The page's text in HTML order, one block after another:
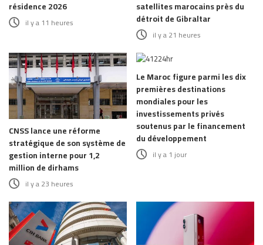
résidence 2026
il y a 11 heures
satellites marocains près du
détroit de Gibraltar
il y a 21 heures
CNSS lance une réforme
stratégique de son système de
gestion interne pour 1,2
million de dirhams
il y a 23 heures
Le Maroc figure parmi les dix
premières destinations
mondiales pour les
investissements privés
soutenus par le financement
du développement
il y a 1 jour